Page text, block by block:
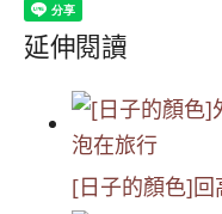
延伸閱讀
[日子的顏色]